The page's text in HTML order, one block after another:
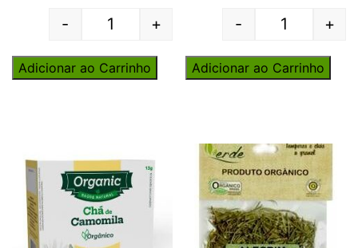
Quantity
- +
Adicionar ao Carrinho
Quantity
- +
Adicionar ao Carrinho